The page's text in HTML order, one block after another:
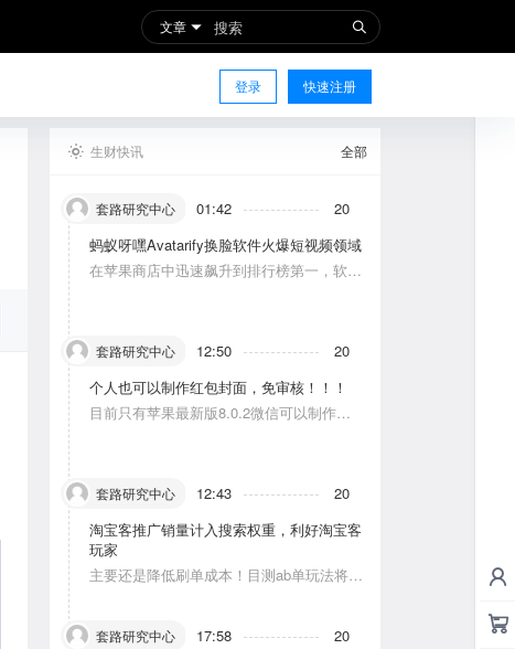
文章
登录 快速注册
生财快讯 全部
套路研究中心 01:42
20
蚂蚁呀嘿Avatarify换脸软件火爆短视频领域
在苹果商店中迅速飙升到排行榜第一，软件
套路研究中心 12:50
20
个人也可以制作红包封面，免审核！！！
目前只有苹果最新版8.0.2微信可以制作，
套路研究中心 12:43
20
淘宝客推广销量计入搜索权重，利好淘宝客
玩家
主要还是降低刷单成本！目测ab单玩法将会
套路研究中心 17:58
20